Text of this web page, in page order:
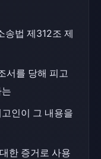
송법 제312조 제
서를 당해 피고
인이 그 내용을
한 증거로 사용